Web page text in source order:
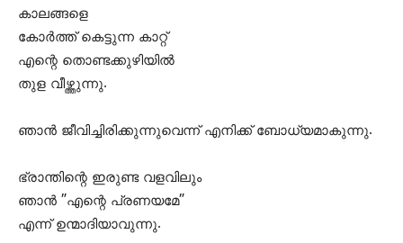
കാലങ്ങളെ
കോര്‍ത്ത് കെട്ടുന്ന കാറ്റ്
എന്റെ തൊണ്ടക്കുഴിയില്‍
തുള വീഴ്ത്തുന്നു.
ഞാന്‍ ജീവിച്ചിരിക്കുന്നുവെന്ന് എനിക്ക് ബോധ്യമാകുന്നു.
ഭ്രാന്തിന്റെ ഇരുണ്ട വളവിലും
ഞാന്‍ ”എന്റെ പ്രണയമേ”
എന്ന് ഉന്മാദിയാവുന്നു.